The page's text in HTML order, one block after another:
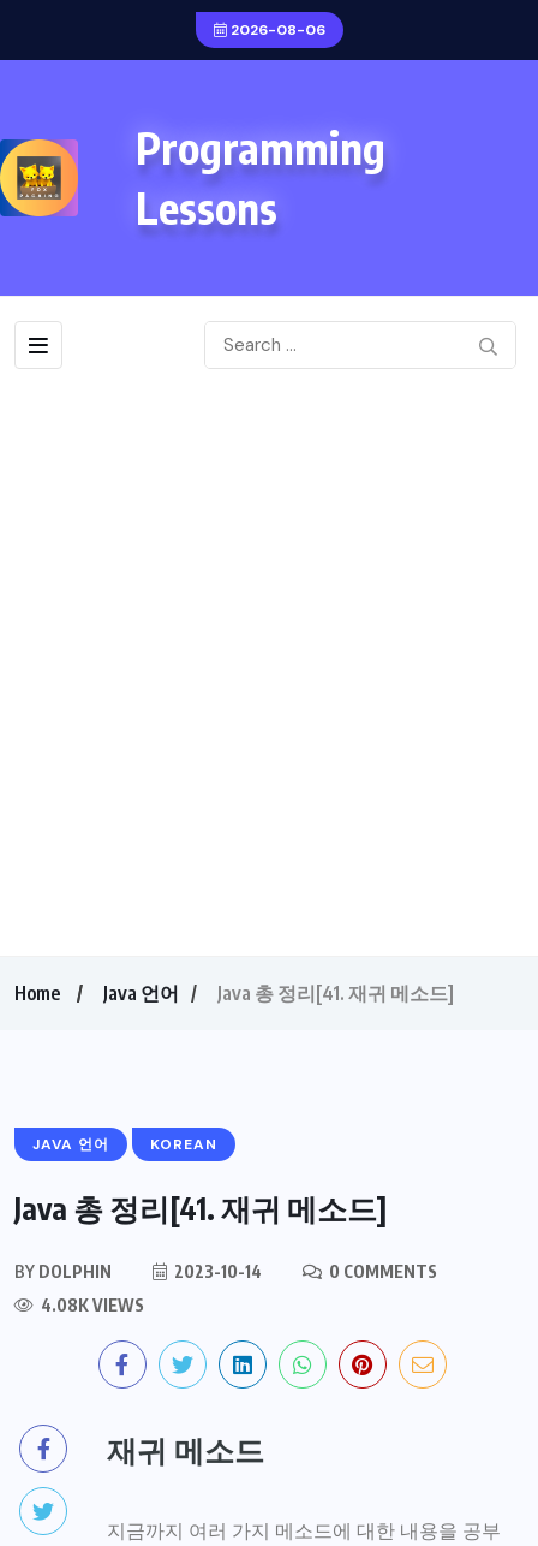
2026-08-06
Programming
Lessons
Home Java 언어 Java 총 정리[41. 재귀 메소드]
JAVA 언어 KOREAN
Java 총 정리[41. 재귀 메소드]
BY DOLPHIN 2023-10-14
0 COMMENTS
4.08K VIEWS
재귀 메소드
지금까지 여러 가지 메소드에 대한 내용을 공부